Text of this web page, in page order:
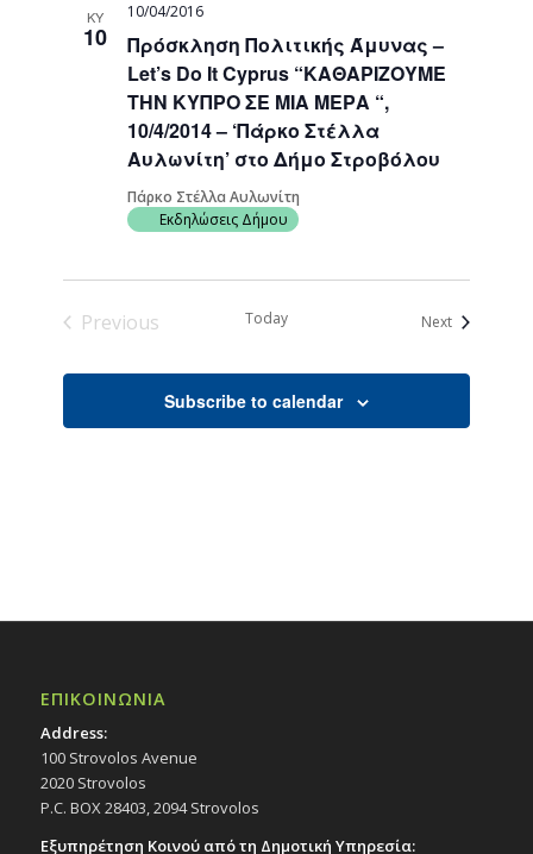
ΚΥ
10
Πρόσκληση Πολιτικής Άμυνας –
Let’s Do It Cyprus “ΚΑΘΑΡΙΖΟΥΜΕ
ΤΗΝ ΚΥΠΡΟ ΣΕ ΜΙΑ ΜΕΡΑ “,
10/4/2014 – ‘Πάρκο Στέλλα
Αυλωνίτη’ στο Δήμο Στροβόλου
10/04/2016
Πάρκο Στέλλα Αυλωνίτη
Εκδηλώσεις Δήμου
Previous
Today NextEvents
Subscribe to calendar
ΕΠΙΚΟΙΝΩΝΙΑ
Address:
100 Strovolos Avenue
2020 Strovolos
P.C. BOX 28403, 2094 Strovolos
Εξυπηρέτηση Κοινού από τη Δημοτική Υπηρεσία: